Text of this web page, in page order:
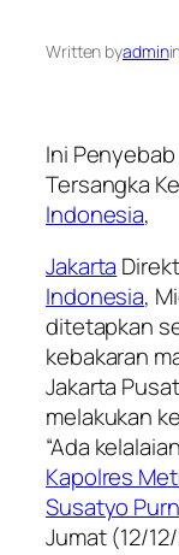
Written byadmin
Ini
Tersangka
Indonesia,
Jakarta
Indonesia,
ditetapkan
kebakaran
Jakarta
melakukan
“Ada
Kapolres
Susatyo
Jumat (12/